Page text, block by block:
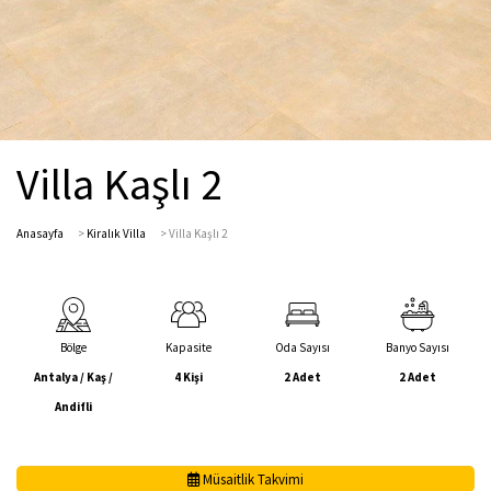
Villa Kaşlı 2
Anasayfa > Kiralık Villa >Villa Kaşlı 2
Bölge
Antalya / Kaş /
Andifli
Kapasite
4 Kişi
Oda Sayısı
2 Adet
Banyo Sayısı
2 Adet
Müsaitlik Takvimi